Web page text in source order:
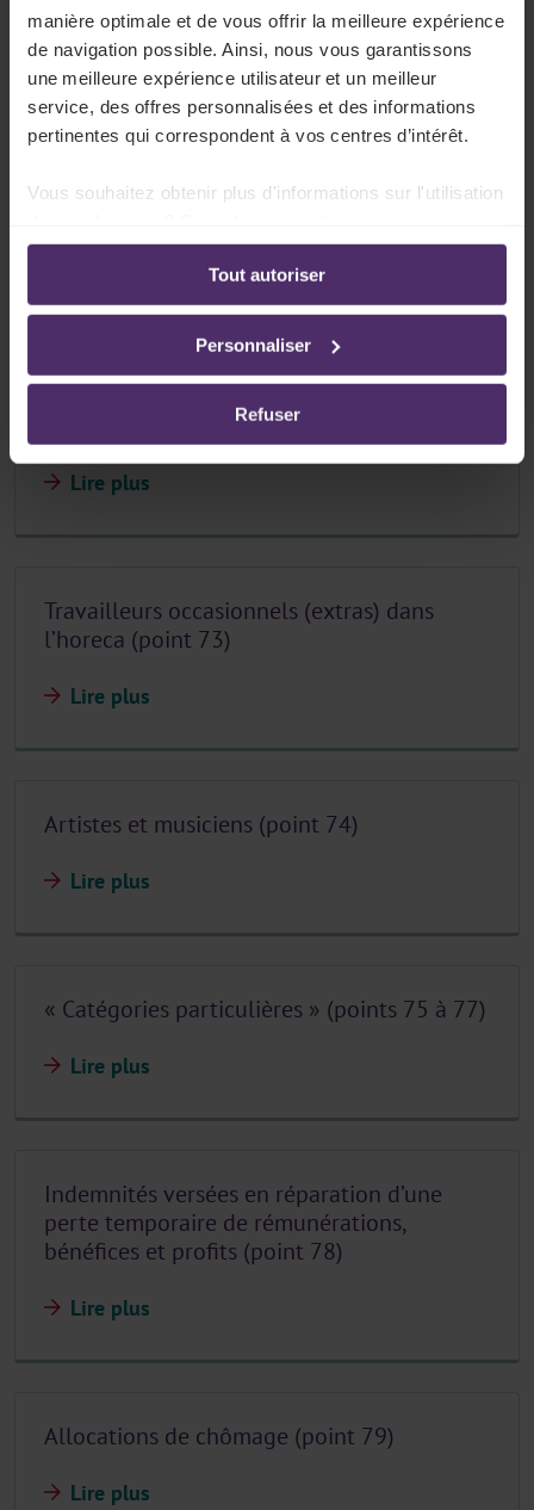
manière optimale et de vous offrir la meilleure expérience
de navigation possible. Ainsi, nous vous garantissons
une meilleure expérience utilisateur et un meilleur
service, des offres personnalisées et des informations
pertinentes qui correspondent à vos centres d’intérêt.
Vous souhaitez obtenir plus d'informations sur l'utilisation
ligne:
Politique de confidentialité-Politique en matière
d’utilisation des cookies
Tout autoriser
Personnaliser
Refuser
Lire plus
Revenus exonérés de précompte
professionnel - Étudiants (point 71)
Lire plus
Revenus exonérés de précompte
Lire plus
Travailleurs occasionnels (extras) dans
l’horeca (point 73)
Lire plus
Artistes et musiciens (point 74)
Lire plus
« Catégories particulières » (points 75 à 77)
Lire plus
Indemnités versées en réparation d’une
perte temporaire de rémunérations,
bénéfices et profits (point 78)
Lire plus
Allocations de chômage (point 79)
Lire plus